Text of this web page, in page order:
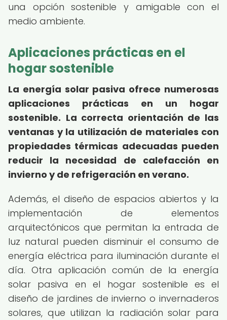
una opción sostenible y amigable con el
medio ambiente.
Aplicaciones prácticas en el
hogar sostenible
La energía solar pasiva ofrece numerosas
aplicaciones prácticas en un hogar
sostenible. La correcta orientación de las
ventanas y la utilización de materiales con
propiedades térmicas adecuadas pueden
reducir la necesidad de calefacción en
invierno y de refrigeración en verano.
Además, el diseño de espacios abiertos y la
implementación de elementos
arquitectónicos que permitan la entrada de
luz natural pueden disminuir el consumo de
energía eléctrica para iluminación durante el
día. Otra aplicación común de la energía
solar pasiva en el hogar sostenible es el
diseño de jardines de invierno o invernaderos
solares, que utilizan la radiación solar para